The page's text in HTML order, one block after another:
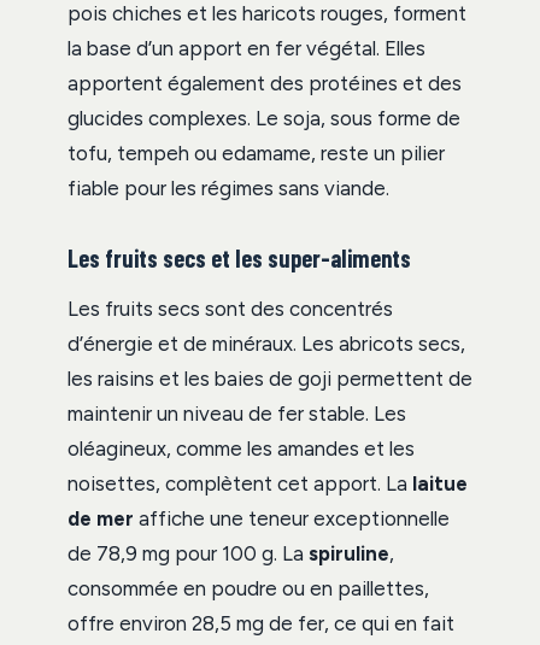
pois chiches et les haricots rouges, forment
la base d’un apport en fer végétal. Elles
apportent également des protéines et des
glucides complexes. Le soja, sous forme de
tofu, tempeh ou edamame, reste un pilier
fiable pour les régimes sans viande.
Les fruits secs et les super-aliments
Les fruits secs sont des concentrés
d’énergie et de minéraux. Les abricots secs,
les raisins et les baies de goji permettent de
maintenir un niveau de fer stable. Les
oléagineux, comme les amandes et les
noisettes, complètent cet apport. La laitue
de mer affiche une teneur exceptionnelle
de 78,9 mg pour 100 g. La spiruline,
consommée en poudre ou en paillettes,
offre environ 28,5 mg de fer, ce qui en fait